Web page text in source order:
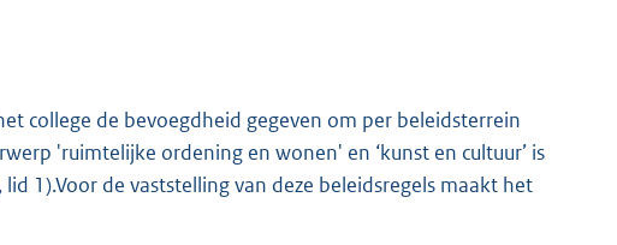
college de bevoegdheid gegeven om per beleidsterrein
'ruimtelijke ordening en wonen' en ‘kunst en cultuur’ is
1).Voor de vaststelling van deze beleidsregels maakt het